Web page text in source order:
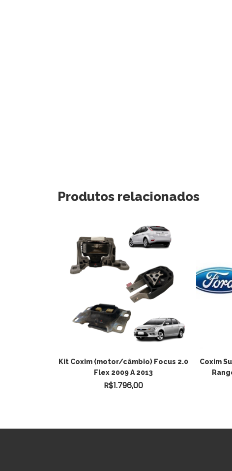
Produtos relacionados
ADICIONAR AO
CARRINHO
Kit Coxim (motor/câmbio) Focus 2.0
Flex 2009 A 2013
R$1.796,00
Coxim